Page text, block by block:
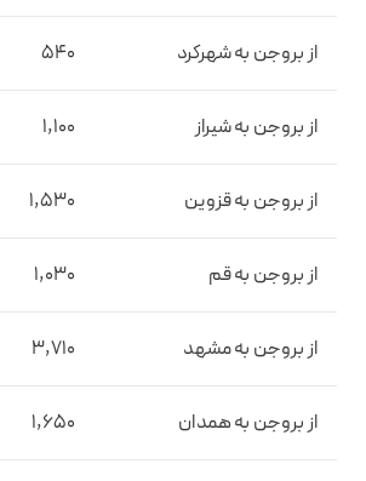
از بروجن به شهرکرد 540
از بروجن به شیراز 1,100
از بروجن به قزوین 1,530
از بروجن به قم 1,030
از بروجن به مشهد 3,710
از بروجن به همدان 1,650